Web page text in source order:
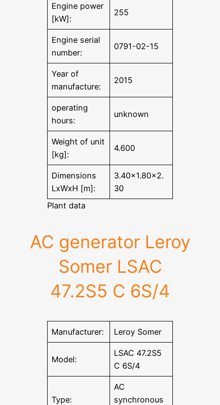
Engine power
[kW]:
255
Engine serial
number:
0791-02-15
Year of
manufacture:
2015
operating
hours:
unknown
Weight of unit
[kg]:
4.600
Dimensions
LxWxH [m]:
3.40×1.80×2.
30
Plant data
AC generator Leroy
Somer LSAC
47.2S5 C 6S/4
Manufacturer: Leroy Somer
Model:
LSAC 47.2S5
C 6S/4
Type:
AC
synchronous